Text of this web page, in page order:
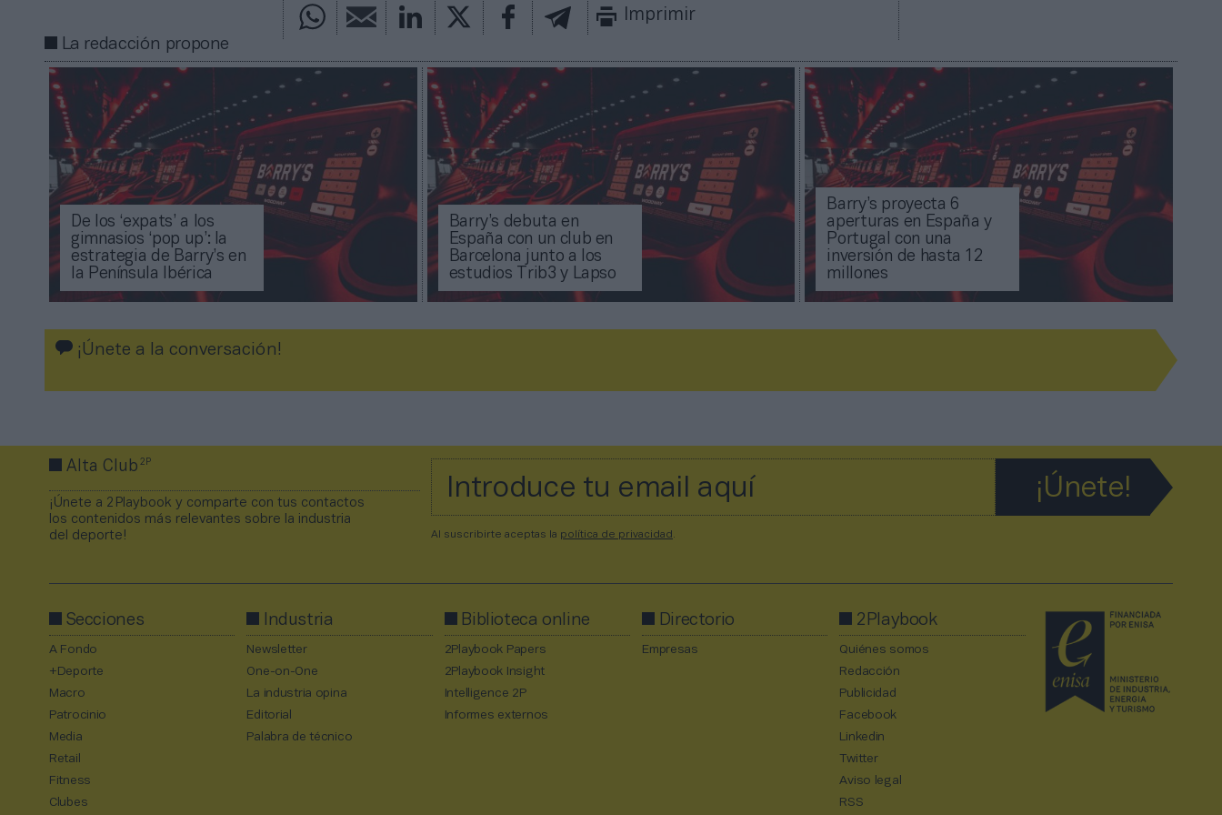
Imprimir
La redacción propone
De los ‘expats’ a los
gimnasios ‘pop up’: la
estrategia de Barry’s en
la Península Ibérica
Barry’s debuta en
España con un club en
Barcelona junto a los
estudios Trib3 y Lapso
Barry’s proyecta 6
aperturas en España y
Portugal con una
inversión de hasta 12
millones
¡Únete a la conversación!
Alta Club2P
¡Únete a 2Playbook y comparte con tus contactos
los contenidos más relevantes sobre la industria
del deporte!
Al suscribirte aceptas la política de privacidad
Secciones
A Fondo
+Deporte
Macro
Patrocinio
Media
Retail
Fitness
Clubes
Industria
Newsletter
One-on-One
La industria opina
Editorial
Palabra de técnico
Biblioteca online
2Playbook Papers
2Playbook Insight
Intelligence 2P
Informes externos
Directorio
Empresas
2Playbook
Quiénes somos
Redacción
Publicidad
Facebook
Linkedin
Twitter
Aviso legal
RSS